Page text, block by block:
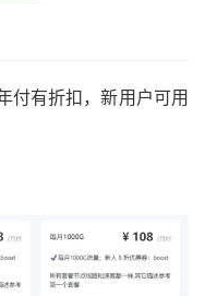
有折扣，新用户可用